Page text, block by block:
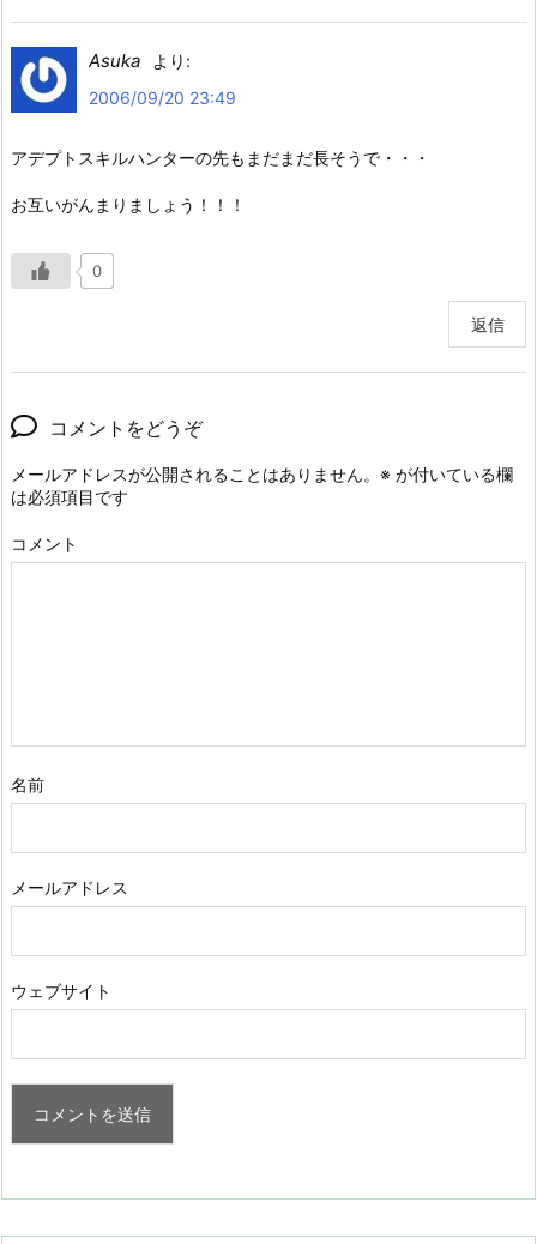
Asuka
より:
2006/09/20 23:49
アデプトスキルハンターの先もまだまだ長そうで・・・
お互いがんまりましょう！！！
0
返信
コメントをどうぞ
メールアドレスが公開されることはありません。 ※ が付いている欄
は必須項目です
コメント
名前
メールアドレス
ウェブサイト